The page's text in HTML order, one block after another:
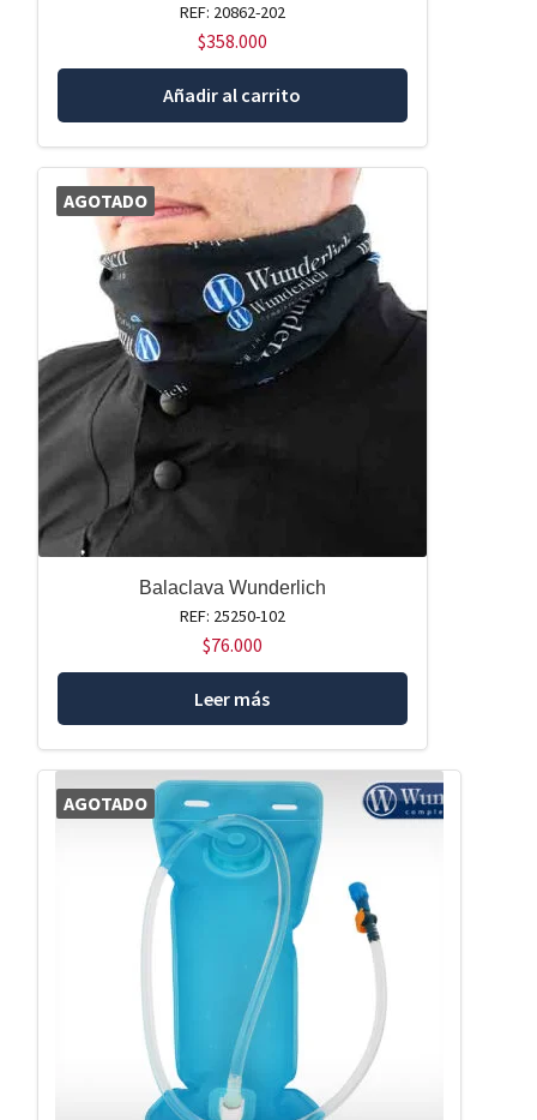
REF: 20862-202
$358.000
Añadir al carrito
AGOTADO
Balaclava Wunderlich
REF: 25250-102
$76.000
Leer más
AGOTADO